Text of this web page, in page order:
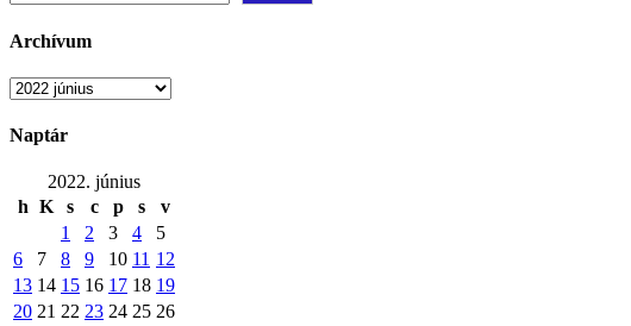
Archívum
Archívum
Naptár
2022. június
h K s c p s
v
1
2 3 4
5
6
7 8 9 10 11 12
13 14 15 16 17 18 19
20 21 22 23 24 25 26